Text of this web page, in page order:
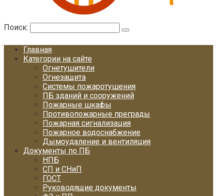
Поиск:
Главная
Категории на сайте
Огнетушители
Огнезащита
Системы пожаротушения
ПБ зданий и сооружений
Пожарные шкафы
Противопожарные преграды
Пожарная сигнализация
Пожарное водоснабжение
Дымоудаление и вентиляция
Документы по ПБ
НПБ
СП и СНиП
ГОСТ
Руководящие документы